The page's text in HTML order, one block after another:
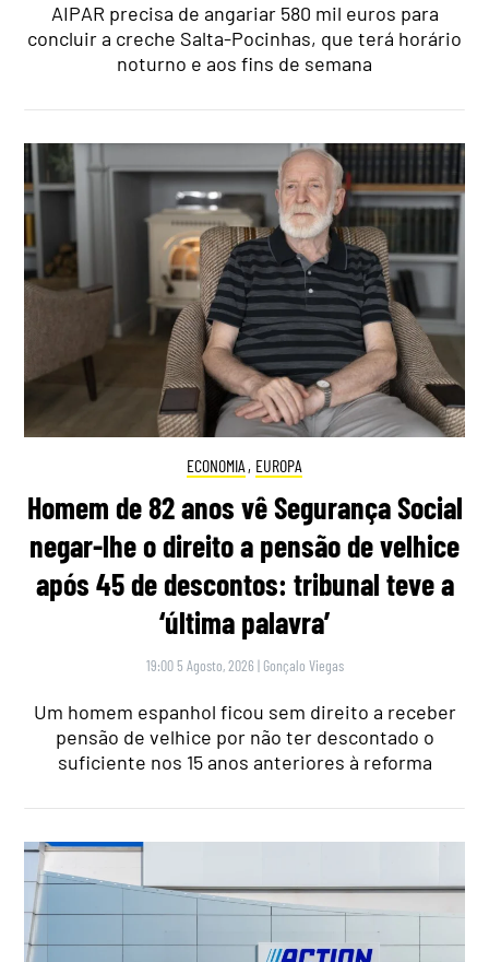
AIPAR precisa de angariar 580 mil euros para
concluir a creche Salta-Pocinhas, que terá horário
noturno e aos fins de semana
ECONOMIA , EUROPA
Homem de 82 anos vê Segurança Social
negar-lhe o direito a pensão de velhice
após 45 de descontos: tribunal teve a
‘última palavra’
19:00 5 Agosto, 2026 | Gonçalo Viegas
Um homem espanhol ficou sem direito a receber
pensão de velhice por não ter descontado o
suficiente nos 15 anos anteriores à reforma